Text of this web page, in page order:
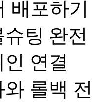
배포하기
팅 완
연결
와 롤백